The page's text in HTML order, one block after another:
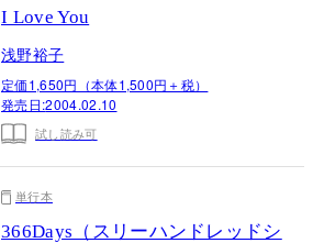
I Love You
浅野裕子
定価1,650円（本体1,500円＋税）
発売日:2004.02.10
試し読み可
単行本
366Days（スリーハンドレッドシ